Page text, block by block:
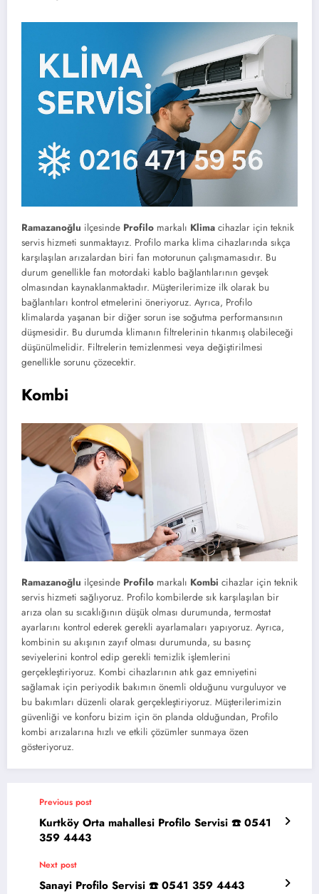
Ramazanoğlu ilçesinde Profilo markalı Klima cihazlar için teknik
servis hizmeti sunmaktayız. Profilo marka klima cihazlarında sıkça
karşılaşılan arızalardan biri fan motorunun çalışmamasıdır. Bu
durum genellikle fan motordaki kablo bağlantılarının gevşek
olmasından kaynaklanmaktadır. Müşterilerimize ilk olarak bu
bağlantıları kontrol etmelerini öneriyoruz. Ayrıca, Profilo
klimalarda yaşanan bir diğer sorun ise soğutma performansının
düşmesidir. Bu durumda klimanın filtrelerinin tıkanmış olabileceği
düşünülmelidir. Filtrelerin temizlenmesi veya değiştirilmesi
genellikle sorunu çözecektir.
Kombi
Ramazanoğlu ilçesinde Profilo markalı Kombi cihazlar için teknik
servis hizmeti sağlıyoruz. Profilo kombilerde sık karşılaşılan bir
arıza olan su sıcaklığının düşük olması durumunda, termostat
ayarlarını kontrol ederek gerekli ayarlamaları yapıyoruz. Ayrıca,
kombinin su akışının zayıf olması durumunda, su basınç
seviyelerini kontrol edip gerekli temizlik işlemlerini
gerçekleştiriyoruz. Kombi cihazlarının atık gaz emniyetini
sağlamak için periyodik bakımın önemli olduğunu vurguluyor ve
bu bakımları düzenli olarak gerçekleştiriyoruz. Müşterilerimizin
güvenliği ve konforu bizim için ön planda olduğundan, Profilo
kombi arızalarına hızlı ve etkili çözümler sunmaya özen
gösteriyoruz.
Previous post
Kurtköy Orta mahallesi Profilo Servisi ☎️ 0541
359 4443
Next post
Sanayi Profilo Servisi ☎️ 0541 359 4443